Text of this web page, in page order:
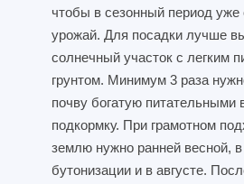
чтобы в сезонный период уже
урожай. Для посадки лучше
солнечный участок с легким
грунтом. Минимум 3 раза
почву богатую питательными
подкормку. При грамотном
землю нужно ранней весной,
бутонизации и в августе.